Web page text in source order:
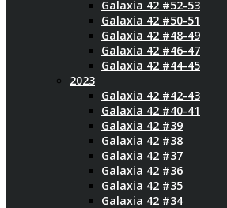
Galaxia 42 #52-53
Galaxia 42 #50-51
Galaxia 42 #48-49
Galaxia 42 #46-47
Galaxia 42 #44-45
2023
Galaxia 42 #42-43
Galaxia 42 #40-41
Galaxia 42 #39
Galaxia 42 #38
Galaxia 42 #37
Galaxia 42 #36
Galaxia 42 #35
Galaxia 42 #34